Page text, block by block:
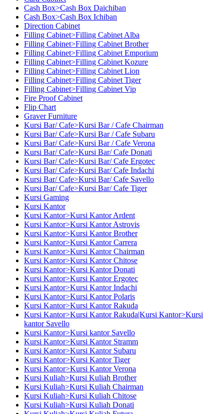
Cash Box>Cash Box Daichiban
Cash Box>Cash Box Ichiban
Direction Cabinet
Filling Cabinet>Filling Cabinet Alba
Filling Cabinet>Filling Cabinet Brother
Filling Cabinet>Filling Cabinet Emporium
Filling Cabinet>Filling Cabinet Kozure
Filling Cabinet>Filling Cabinet Lion
Filling Cabinet>Filling Cabinet Tiger
Filling Cabinet>Filling Cabinet Vip
Fire Proof Cabinet
Flip Chart
Graver Furniture
Kursi Bar/ Cafe>Kursi Bar / Cafe Chairman
Kursi Bar/ Cafe>Kursi Bar / Cafe Subaru
Kursi Bar/ Cafe>Kursi Bar / Cafe Verona
Kursi Bar/ Cafe>Kursi Bar/ Cafe Donati
Kursi Bar/ Cafe>Kursi Bar/ Cafe Ergotec
Kursi Bar/ Cafe>Kursi Bar/ Cafe Indachi
Kursi Bar/ Cafe>Kursi Bar/ Cafe Savello
Kursi Bar/ Cafe>Kursi Bar/ Cafe Tiger
Kursi Gaming
Kursi Kantor
Kursi Kantor>Kursi Kantor Ardent
Kursi Kantor>Kursi Kantor Astrovis
Kursi Kantor>Kursi Kantor Brother
Kursi Kantor>Kursi Kantor Carrera
Kursi Kantor>Kursi Kantor Chairman
Kursi Kantor>Kursi Kantor Chitose
Kursi Kantor>Kursi Kantor Donati
Kursi Kantor>Kursi Kantor Ergotec
Kursi Kantor>Kursi Kantor Indachi
Kursi Kantor>Kursi Kantor Polaris
Kursi Kantor>Kursi Kantor Rakuda
Kursi Kantor>Kursi Kantor Rakuda|Kursi Kantor>Kursi
kantor Savello
Kursi Kantor>Kursi kantor Savello
Kursi Kantor>Kursi Kantor Stramm
Kursi Kantor>Kursi Kantor Subaru
Kursi Kantor>Kursi Kantor Tiger
Kursi Kantor>Kursi Kantor Verona
Kursi Kuliah>Kursi Kuliah Brother
Kursi Kuliah>Kursi Kuliah Chairman
Kursi Kuliah>Kursi Kuliah Chitose
Kursi Kuliah>Kursi Kuliah Donati